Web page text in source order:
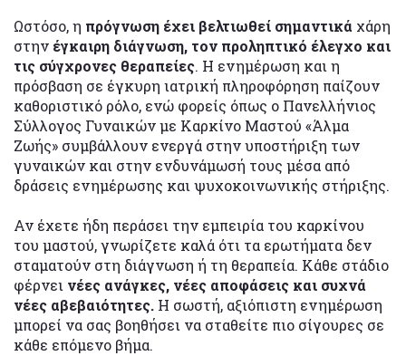
Ωστόσο, η πρόγνωση έχει βελτιωθεί σημαντικά χάρη
στην έγκαιρη διάγνωση, τον προληπτικό έλεγχο και
τις σύγχρονες θεραπείες. Η ενημέρωση και η
πρόσβαση σε έγκυρη ιατρική πληροφόρηση παίζουν
καθοριστικό ρόλο, ενώ φορείς όπως ο Πανελλήνιος
Σύλλογος Γυναικών με Καρκίνο Μαστού «Άλμα
Ζωής» συμβάλλουν ενεργά στην υποστήριξη των
γυναικών και στην ενδυνάμωσή τους μέσα από
δράσεις ενημέρωσης και ψυχοκοινωνικής στήριξης.
Αν έχετε ήδη περάσει την εμπειρία του καρκίνου
του μαστού, γνωρίζετε καλά ότι τα ερωτήματα δεν
σταματούν στη διάγνωση ή τη θεραπεία. Κάθε στάδιο
φέρνει νέες ανάγκες, νέες αποφάσεις και συχνά
νέες αβεβαιότητες. Η σωστή, αξιόπιστη ενημέρωση
μπορεί να σας βοηθήσει να σταθείτε πιο σίγουρες σε
κάθε επόμενο βήμα.